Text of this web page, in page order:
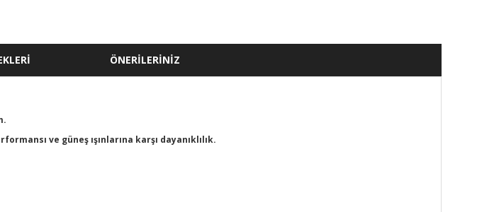
ÖNERİLERİNİZ
ve güneş ışınlarına karşı dayanıklılık.